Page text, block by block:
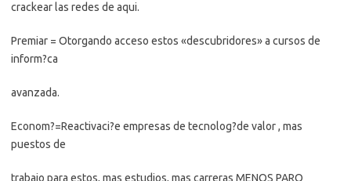
crackear las redes de aqui.
Premiar = Otorgando acceso estos «descubridores» a cursos de
inform?ca
avanzada.
Econom?=Reactivaci?e empresas de tecnolog?de valor , mas
puestos de
trabajo para estos, mas estudios, mas carreras MENOS PARO